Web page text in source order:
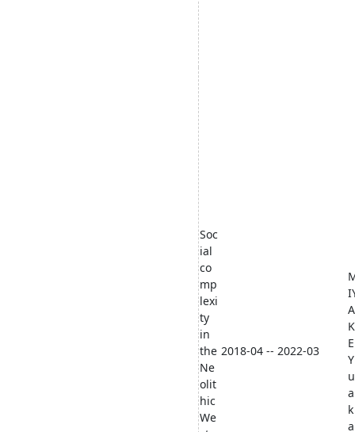
Soc
ial
co
mp
lexi
ty
in
the
Ne
olit
hic
We
2018-04 -- 2022-03
A
K
E
Y
a
k
a